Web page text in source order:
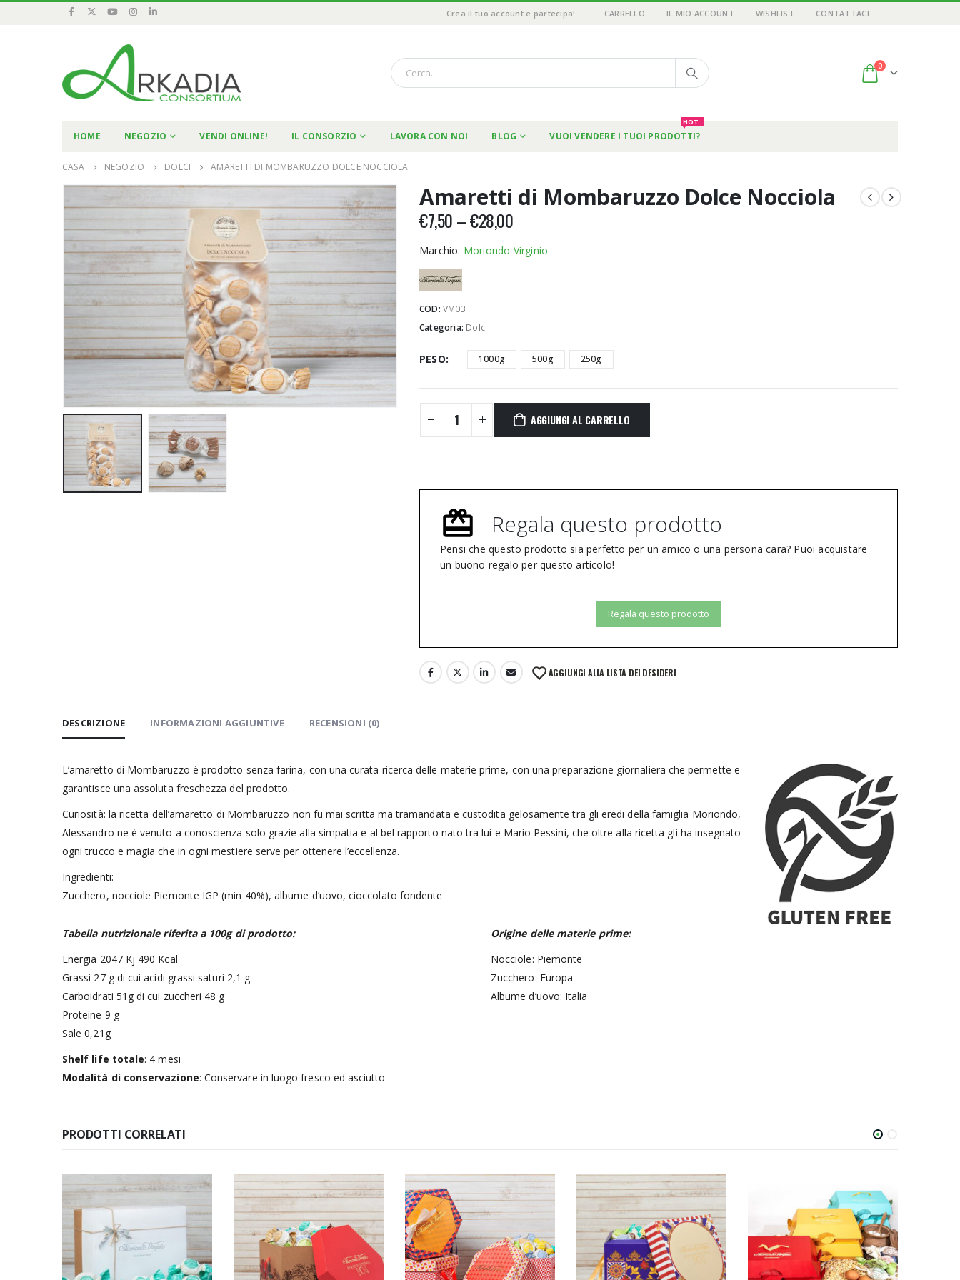
Crea il tuo account e partecipa! CARRELLO IL MIO ACCOUNT WISHLIST CONTATTACI
0
HOME NEGOZIO VENDI ONLINE! IL CONSORZIO LAVORA CON NOI BLOG VUOI VENDERE I TUOI PRODOTTI?
HOT
CASA NEGOZIO DOLCI AMARETTI DI MOMBARUZZO DOLCE NOCCIOLA
Amaretti di Mombaruzzo Dolce Nocciola
€7,50–€28,00
Marchio: Moriondo Virginio
COD: VM03
Categoria: Dolci
PESO 1000g 500g 250g
AGGIUNGI AL CARRELLO
Regala questo prodotto
Pensi che questo prodotto sia perfetto per un amico o una persona cara? Puoi acquistare
un buono regalo per questo articolo!
Regala questo prodotto
AGGIUNGI ALLA LISTA DEI DESIDERI
DESCRIZIONE INFORMAZIONI AGGIUNTIVE RECENSIONI (0)
L’amaretto di Mombaruzzo è prodotto senza farina, con una curata ricerca delle materie prime, con una preparazione giornaliera che permette e
garantisce una assoluta freschezza del prodotto.
Curiosità: la ricetta dell’amaretto di Mombaruzzo non fu mai scritta ma tramandata e custodita gelosamente tra gli eredi della famiglia Moriondo,
Alessandro ne è venuto a conoscienza solo grazie alla simpatia e al bel rapporto nato tra lui e Mario Pessini, che oltre alla ricetta gli ha insegnato
ogni trucco e magia che in ogni mestiere serve per ottenere l’eccellenza.
Ingredienti:
Zucchero, nocciole Piemonte IGP (min 40%), albume d’uovo, cioccolato fondente
Tabella nutrizionale riferita a 100g di prodotto:
Energia 2047 Kj 490 Kcal
Grassi 27 g di cui acidi grassi saturi 2,1 g
Carboidrati 51g di cui zuccheri 48 g
Proteine 9 g
Sale 0,21g
Shelf life totale: 4 mesi
Modalità di conservazione: Conservare in luogo fresco ed asciutto
Origine delle materie prime:
Nocciole: Piemonte
Zucchero: Europa
Albume d’uovo: Italia
PRODOTTI CORRELATI